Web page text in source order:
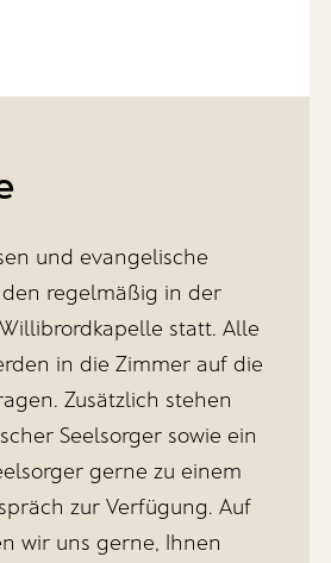
und evangelische
regelmäßig in der
statt. Alle
in die Zimmer auf die
Zusätzlich stehen
Seelsorger sowie ein
gerne zu einem
zur Verfügung. Auf
wir uns gerne, Ihnen